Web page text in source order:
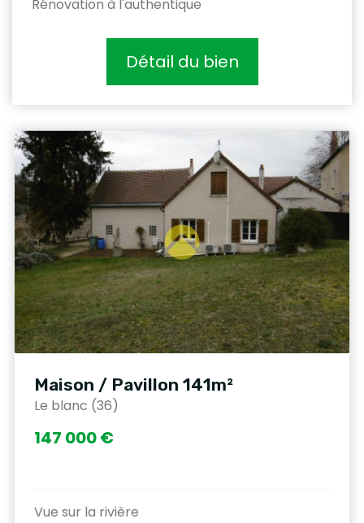
Rénovation à l'authentique
Détail du bien
Maison / Pavillon 141m²
Le blanc (36)
147 000 €
Vue sur la rivière